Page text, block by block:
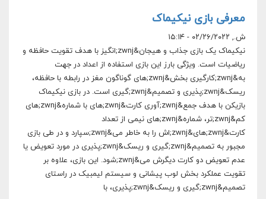
معرفی بازی نیکیماک
ش., ۰۲/۲۶/۲۰۲۲ - ۱۵:۱۴
نیکیماک یک بازی جذاب و هیجان&zwnj;انگیز با هدف تقویت حافظه و
ریاضیات است. ویژگی بارز این بازی استفاده از اعداد در جهت
به&zwnj;کارگیری بخش&zwnj;های گوناگون مغز در رابطه با حافظه،
ریسک&zwnj;پذیری و تصمیم&zwnj;گیری است. در بازی نیکیماک
بازیکن با هدف جمع&zwnj;آوری کارت&zwnj;های با شماره&zwnj;های
کم&zwnj;تر، شماره&zwnj;های نیمی از تعداد
کارت&zwnj;های&zwnj;اش را به خاطر می&zwnj;سپارد و در طی بازی
مجبور به تصمیم&zwnj;گیری و ریسک&zwnj;پذیری در مورد تعویض یا
عدم تعویض دو کارت دیگرش می&zwnj;شود. این بازی، علاوه بر
تقویت عملکرد بخش لوب پیشانی و سیستم لیمبیک در راستای
تصمیم&zwnj;گیری و ریسک&zwnj;پذیری، با